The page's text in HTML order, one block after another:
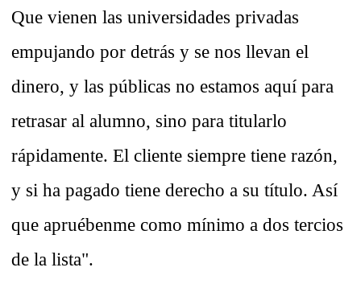
Que vienen las universidades privadas
empujando por detrás y se nos llevan el
dinero, y las públicas no estamos aquí para
retrasar al alumno, sino para titularlo
rápidamente. El cliente siempre tiene razón,
y si ha pagado tiene derecho a su título. Así
que apruébenme como mínimo a dos tercios
de la lista".